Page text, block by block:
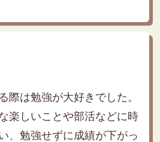
際は勉強が大好きでした。
楽しいことや部活などに時
、勉強せずに成績が下がっ